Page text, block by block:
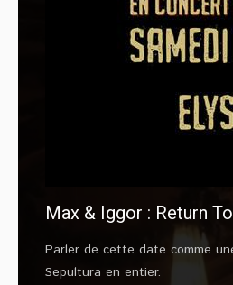
Max & Iggor : Return
Parler de cette date comme
Sepultura en entier.